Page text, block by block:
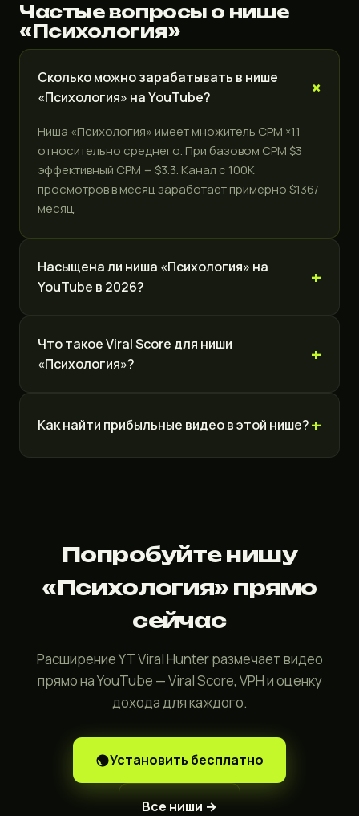
Частые вопросы о нише
«Психология»
Сколько можно зарабатывать в нише
«Психология» на YouTube?
Ниша «Психология» имеет множитель CPM ×1.1
относительно среднего. При базовом CPM $3
эффективный CPM = $3.3. Канал с 100K
просмотров в месяц заработает примерно $136/
месяц.
Насыщена ли ниша «Психология» на
YouTube в 2026?
Что такое Viral Score для ниши
«Психология»?
Как найти прибыльные видео в этой нише?
Попробуйте нишу
«Психология» прямо
сейчас
Расширение YT Viral Hunter размечает видео
прямо на YouTube — Viral Score, VPH и оценку
дохода для каждого.
Установить бесплатно
Все ниши →